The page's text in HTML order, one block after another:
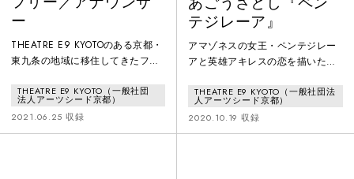
ー
THEATRE E9 KYOTOのある京都・
東九条の地域に移住してきたフリ
術監督・あごうさとしによる演劇
公演。1925年、日本で最初の放送
「あーあー、聞こえますか？こち
THEATRE E9 KYOTO（一般社団
法人アーツシード京都）
2021.06.25 収録
テジレーア』
アマゾネスの女王・ペンテジレー
アと英雄アキレスの恋を描いた悲
翻訳した50年ぶりの新訳を元に、
強大な大国ギリシャを大きな力を
働かせる経済市場原理として、辺
THEATRE E9 KYOTO（一般社団法
人アーツシード京都）
2020.10.19 収録